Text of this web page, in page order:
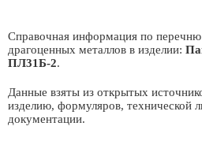
Справочная информация по перечню
драгоценных металлов в изделии:
ПЛ31Б-2.
Данные взяты из открытых
изделию, формуляров, технической
документации.